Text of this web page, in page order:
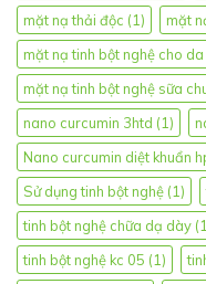
mặt nạ thải độc (1) mặt
mặt nạ tinh bột nghệ cho
mặt nạ tinh bột nghệ sữa
nano curcumin 3htd (1)
Nano curcumin diệt khuẩn
Sử dụng tinh bột nghệ (1)
tinh bột nghệ chữa dạ dày
tinh bột nghệ kc 05 (1)